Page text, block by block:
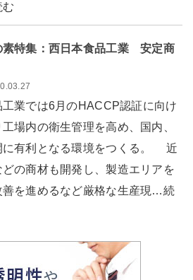
素特集：西日本食品工業 安定商
業では6月のHACCP認証に向け
場内の衛生管理を高め、国内、
に有利となる環境をつくる。 近
の商材も開発し、製造エリアを
善を進めるなど厳格な生産現…続